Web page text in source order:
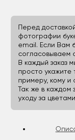
Перед
фотографии
email. Если Вам
согласовываем
В каждый заказ
просто укажите
примеру, кому и
Так же в каждом
уходу за